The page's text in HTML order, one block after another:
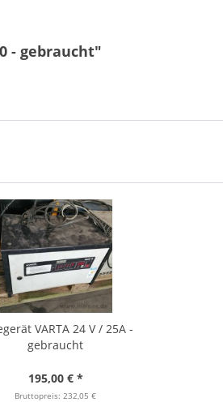
- gebraucht"
VARTA 24 V / 25A -
gebraucht
195,00 € *
Bruttopreis: 232,05 €